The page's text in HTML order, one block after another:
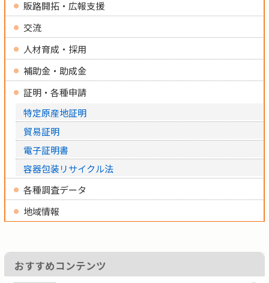
販路開拓・広報支援
交流
人材育成・採用
補助金・助成金
証明・各種申請
特定原産地証明
貿易証明
電子証明書
容器包装リサイクル法
各種調査データ
地域情報
おすすめコンテンツ